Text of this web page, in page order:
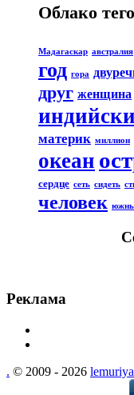
Облако
Мадагаскар австралия
год гора
друг женщина
материк миллион
океан
сердце сеть сидеть
человек
Реклама
. © 2009 - 2026